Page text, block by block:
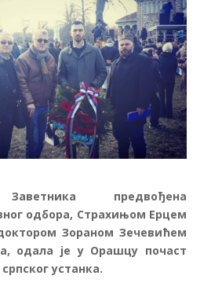
предвођена
одбора, Страхињом Ерцeм
Зораном Зечевићем
одала је у Орашцу почаст
устанка.